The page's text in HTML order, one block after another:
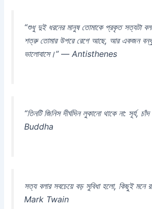
“শুধু দুই ধরনের মানুষ তোমাকে প্রকৃত সত্যটা
শত্রু তোমার উপরে রেগে আছে, আর একজন
ভালোবাসে।” — Antisthenes
“তিনটি জিনিস দীর্ঘদিন লুকানো থাকে না: সূর্য,
Buddha
সত্য বলার সবচেয়ে বড় সুবিধা হলো, কিছুই
Mark Twain